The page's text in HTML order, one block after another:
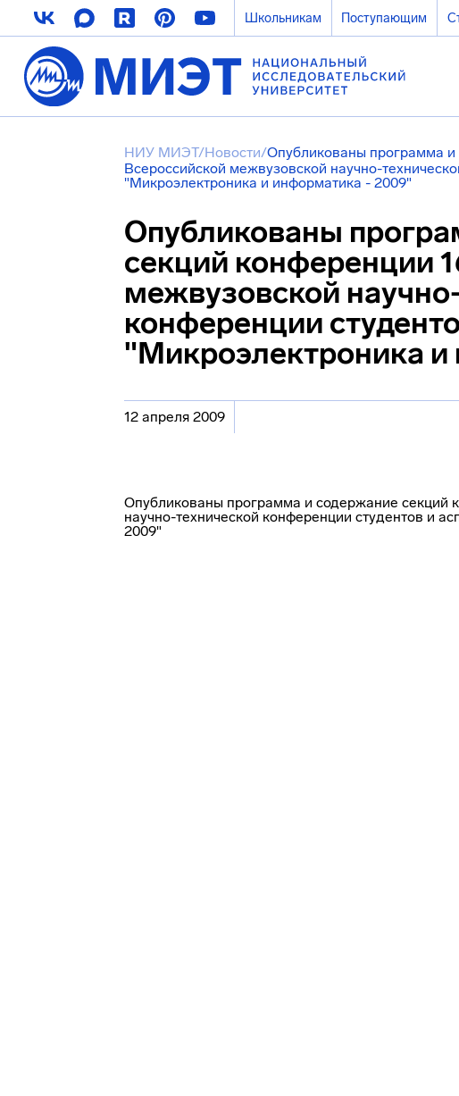
Школьникам Поступающим
НИУ МИЭТ/Новости/Опубликованы программа
Всероссийской межвузовской научно-
"Микроэлектроника и информатика - 2009"
Опубликованы
секций конференции
межвузовской
конференции
"Микроэлектроника
12 апреля 2009
Опубликованы программа и содержание секций
научно-технической конференции студентов и
2009"